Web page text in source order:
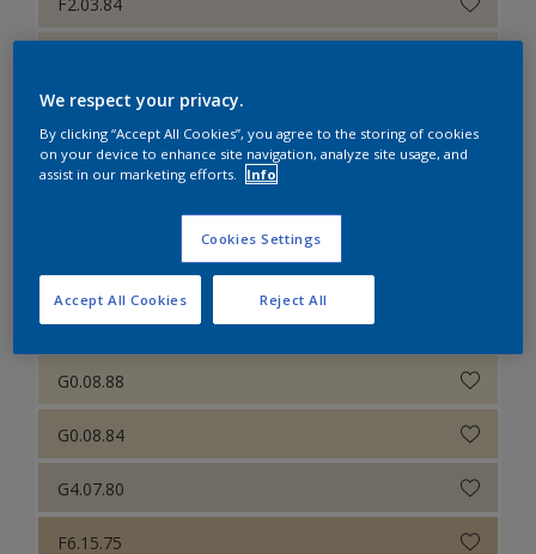
F2.06.84
E8.10.80
E0.11.67
F6.09.86
G0.08.88
G0.08.84
G4.07.80
F6.15.75
We respect your privacy.
By clicking “Accept All Cookies”, you agree to the storing of cookies
on your device to enhance site navigation, analyze site usage, and
assist in our marketing efforts.
Info
Cookies Settings
Reject All
Accept All Cookies